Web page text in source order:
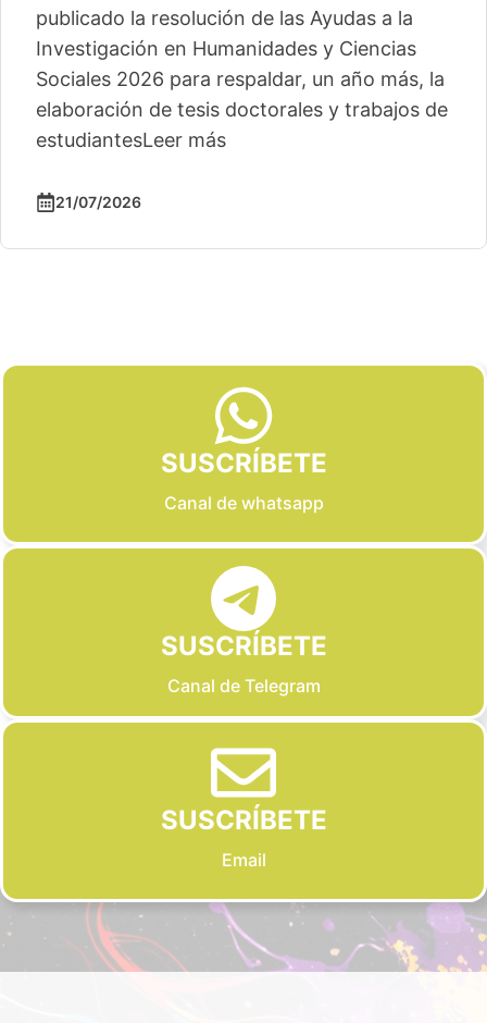
Albert llegará este verano a trece
localidades, con loLeer más
04/06/2026
SUSCRÍBETE
Canal de whatsapp
SUSCRÍBETE
Canal de Telegram
SUSCRÍBETE
Email